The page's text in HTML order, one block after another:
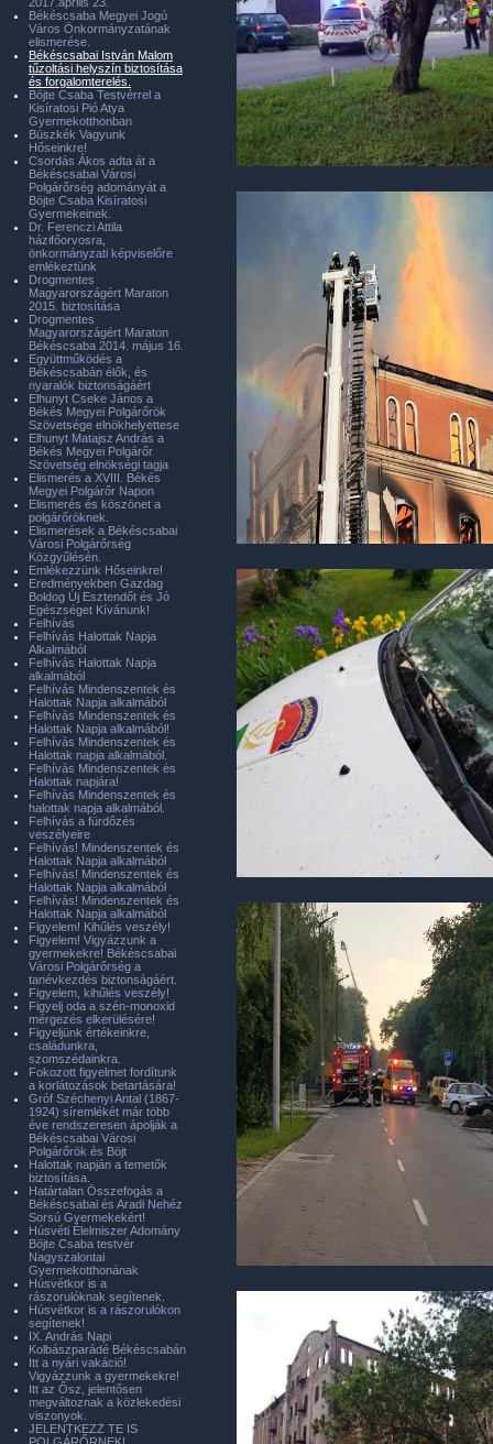
Békéscsaba Megyei Jogú
Város Önkormányzatának
elismerése.
Békéscsabai István Malom
tűzoltási helyszín biztosítása
és forgalomterelés.
Böjte Csaba Testvérrel a
Kisíratosi Pió Atya
Gyermekotthonban
Büszkék Vagyunk
Hőseinkre!
Csordás Ákos adta át a
Békéscsabai Városi
Polgárőrség adományát a
Böjte Csaba Kisíratosi
Gyermekeinek.
Dr. Ferenczi Attila
házifőorvosra,
önkormányzati képviselőre
emlékeztünk
Drogmentes
Magyarországért Maraton
2015. biztosítása
Drogmentes
Magyarországért Maraton
Békéscsaba 2014. május 16.
Együttműködés a
Békéscsabán élők, és
nyaralók biztonságáért
Elhunyt Cseke János a
Békés Megyei Polgárőrök
Szövetsége elnökhelyettese
Elhunyt Matajsz András a
Békés Megyei Polgárőr
Szövetség elnökségi tagja
Elismerés a XVIII. Békés
Megyei Polgárőr Napon
Elismerés és köszönet a
polgárőröknek.
Elismerések a Békéscsabai
Városi Polgárőrség
Közgyűlésén.
Emlékezzünk Hőseinkre!
Eredményekben Gazdag
Boldog Új Esztendőt és Jó
Egészséget Kívánunk!
Felhívás
Felhívás Halottak Napja
Alkalmából
Felhívás Halottak Napja
alkalmából
Felhívás Mindenszentek és
Halottak Napja alkalmából
Felhívás Mindenszentek és
Halottak Napja alkalmából!
Felhívás Mindenszentek és
Halottak napja alkalmából.
Felhívás Mindenszentek és
Halottak napjára!
Felhívás Mindenszentek és
halottak napja alkalmából.
Felhívás a fürdőzés
veszélyeire
Felhívás! Mindenszentek és
Halottak Napja alkalmából
Felhívás! Mindenszentek és
Halottak Napja alkalmából
Felhívás! Mindenszentek és
Halottak Napja alkalmából
Figyelem! Kihűlés veszély!
Figyelem! Vigyázzunk a
gyermekekre! Békéscsabai
Városi Polgárőrség a
tanévkezdés biztonságáért.
Figyelem, kihűlés veszély!
Figyelj oda a szén-monoxid
mérgezés elkerülésére!
Figyeljünk értékeinkre,
családunkra,
szomszédainkra.
Fokozott figyelmet fordítunk
a korlátozások betartására!
Gróf Széchenyi Antal (1867-
1924) síremlékét már több
éve rendszeresen ápolják a
Békéscsabai Városi
Polgárőrök és Böjt
Halottak napján a temetők
biztosítása.
Határtalan Összefogás a
Békéscsabai és Aradi Nehéz
Sorsú Gyermekekért!
Húsvéti Élelmiszer Adomány
Böjte Csaba testvér
Nagyszalontai
Gyermekotthonának
Húsvétkor is a
rászorulóknak segítenek.
Húsvétkor is a rászorulókon
segítenek!
IX. András Napi
Kolbászparádé Békéscsabán
Itt a nyári vakáció!
Vigyázzunk a gyermekekre!
Itt az Ősz, jelentősen
megváltoznak a közlekedési
viszonyok.
JELENTKEZZ TE IS